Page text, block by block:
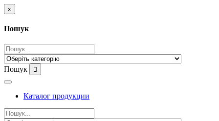
x
Пошук
Пошук
Каталог продукции